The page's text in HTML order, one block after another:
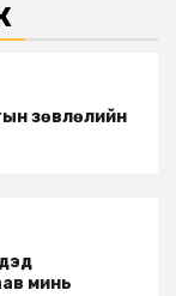
зөвлөлийн
минь